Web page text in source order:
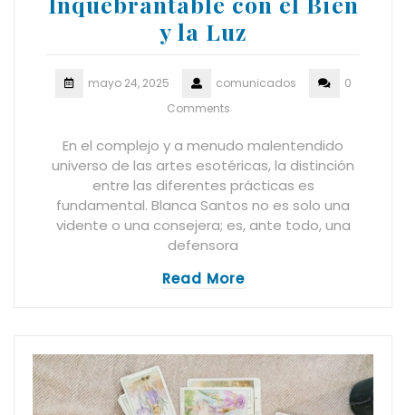
y la Luz
mayo 24, 2025 comunicados
0
Comments
En el complejo y a menudo malentendido
universo de las artes esotéricas, la distinción
entre las diferentes prácticas es
fundamental. Blanca Santos no es solo una
vidente o una consejera; es, ante todo, una
defensora
Read More